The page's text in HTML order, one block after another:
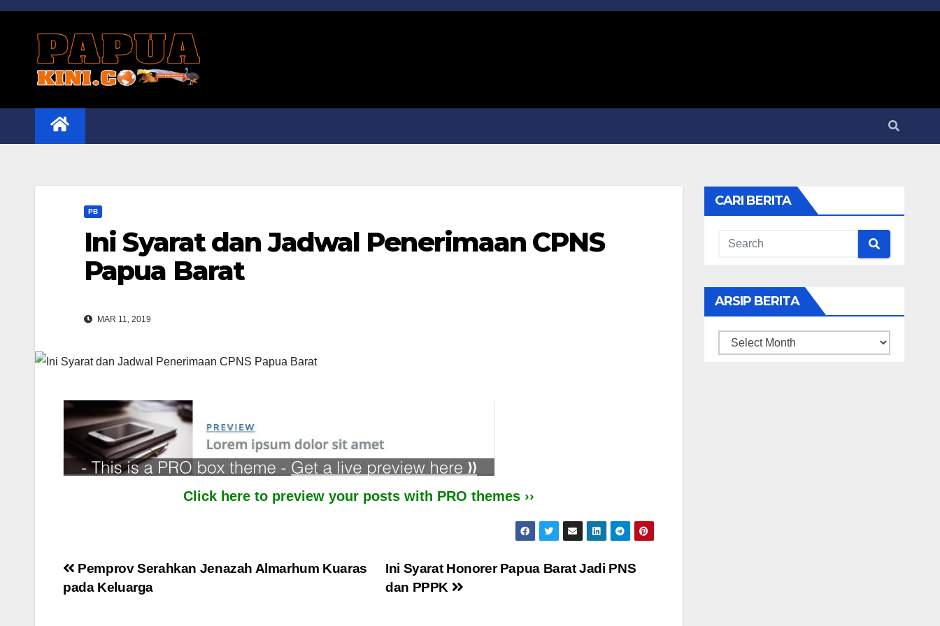
Skip
PB
Ini Syarat dan Jadwal Penerimaan CPNS
Papua Barat
MAR 11, 2019
Click here to preview your posts with PRO themes ››
Post
navigation
Ini Syarat Honorer Papua Barat Jadi PNS
dan PPPK
Pemprov Serahkan Jenazah Almarhum Kuaras
pada Keluarga
CARI BERITA
ARSIP BERITA
ARSIP